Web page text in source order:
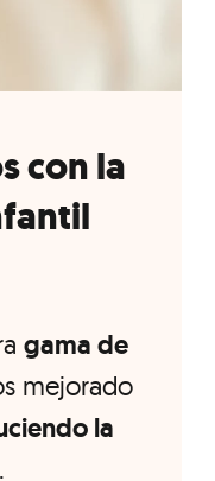
con la
gama de
mejorado
la
.